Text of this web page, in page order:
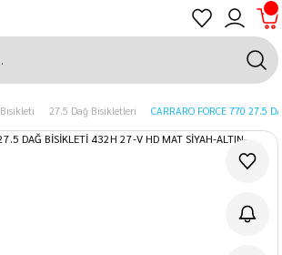
27.5 Dağ Bisikletleri CARRARO FORCE 770 27.5